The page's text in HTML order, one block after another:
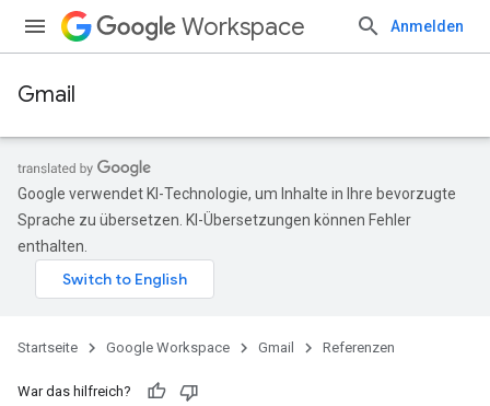
Workspace Anmelden
Gmail
Google verwendet KI-Technologie, um Inhalte in Ihre bevorzugte
Sprache zu übersetzen. KI-Übersetzungen können Fehler
enthalten.
Startseite Google Workspace Gmail Referenzen
War das hilfreich?